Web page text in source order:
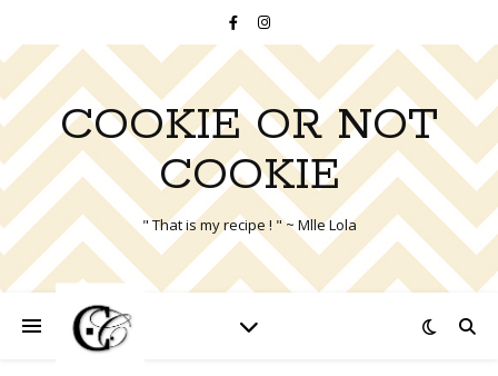
COOKIE OR NOT
COOKIE
" That is my recipe ! " ~ Mlle Lola